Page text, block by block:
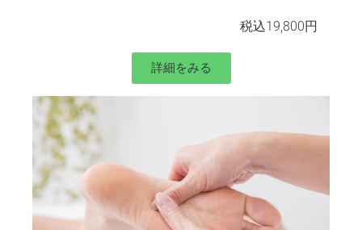
税込19,800円
詳細をみる